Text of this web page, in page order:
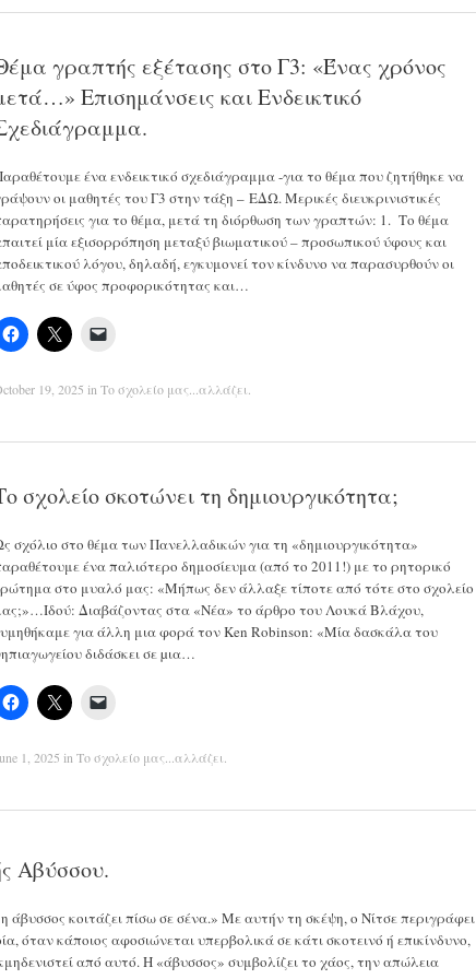
γραπτής εξέτασης στο Γ3: «Ένας χρόνος
Επισημάνσεις και Ενδεικτικό
ένα ενδεικτικό σχεδιάγραμμα -για το θέμα που ζητήθηκε να
οι μαθητές του Γ3 στην τάξη – ΕΔΩ. Μερικές διευκρινιστικές
για το θέμα, μετά τη διόρθωση των γραπτών: 1. Το θέμα
μία εξισορρόπηση μεταξύ βιωματικού – προσωπικού ύφους και
λόγου, δηλαδή, εγκυμονεί τον κίνδυνο να παρασυρθούν οι
σε ύφος προφορικότητας και…
19, 2025 in Το σχολείο μας...αλλάζει
σχολείο σκοτώνει τη δημιουργικότητα;
σχόλιο στο θέμα των Πανελλαδικών για τη «δημιουργικότητα»
ένα παλιότερο δημοσίευμα (από το 2011!) με το ρητορικό
στο μυαλό μας: «Μήπως δεν άλλαξε τίποτε από τότε στο σχολείο
Διαβάζοντας στα «Νέα» το άρθρο του Λουκά Βλάχου,
για άλλη μια φορά τον Ken Robinson: «Μία δασκάλα του
διδάσκει σε µια…
1, 2025 in Το σχολείο μας...αλλάζει
Αβύσσου.
κοιτάζει πίσω σε σένα.» Με αυτήν τη σκέψη, ο Νίτσε περιγράφει
όταν κάποιος αφοσιώνεται υπερβολικά σε κάτι σκοτεινό ή επικίνδυνο,
από αυτό. Η «άβυσσος» συμβολίζει το χάος, την απώλεια